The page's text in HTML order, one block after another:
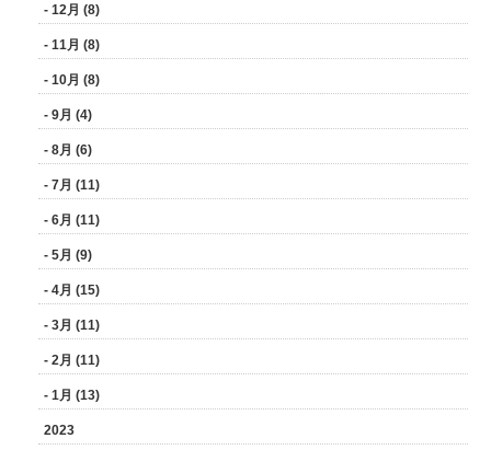
- 12月 (8)
- 11月 (8)
- 10月 (8)
- 9月 (4)
- 8月 (6)
- 7月 (11)
- 6月 (11)
- 5月 (9)
- 4月 (15)
- 3月 (11)
- 2月 (11)
- 1月 (13)
2023